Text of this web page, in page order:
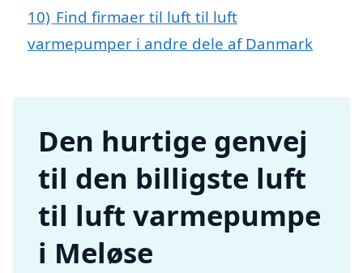
10) Find firmaer til luft til luft
varmepumper i andre dele af Danmark
Den hurtige genvej
til den billigste luft
til luft varmepumpe
i Meløse